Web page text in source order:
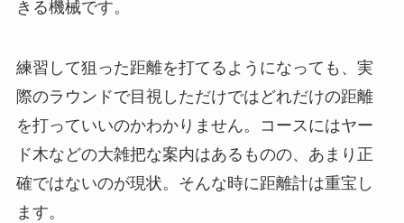
きる機械です。
練習して狙った距離を打てるようになっても、実
際のラウンドで目視しただけではどれだけの距離
を打っていいのかわかりません。コースにはヤー
ド木などの大雑把な案内はあるものの、あまり正
確ではないのが現状。そんな時に距離計は重宝し
ます。